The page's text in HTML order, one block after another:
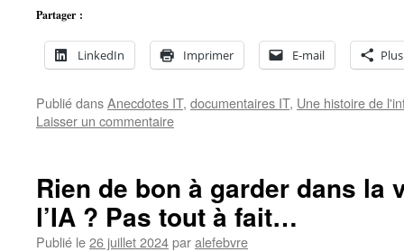
Partager :
LinkedIn Imprimer E-mail Plus
Publié dansAnecdotes IT, documentaires IT, Une histoire de
Laisser un commentaire
Rien de bon à garder dans la
l’IA ? Pas tout à fait…
Publié le26 juillet 2024paralefebvre